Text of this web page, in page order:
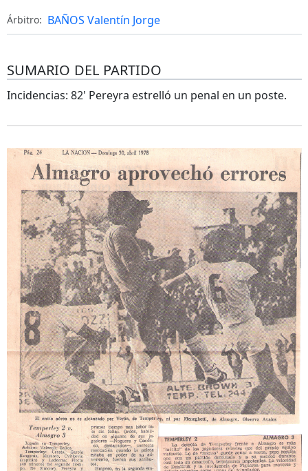
Árbitro: BAÑOS Valentín Jorge
SUMARIO DEL PARTIDO
Incidencias: 82' Pereyra estrelló un penal en un poste.